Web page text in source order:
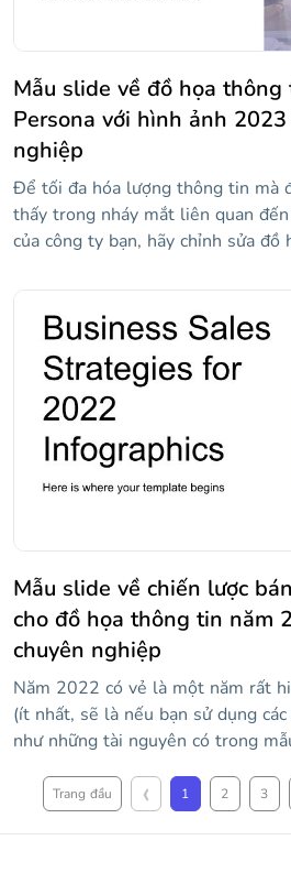
Mẫu slide về đồ họa
Persona với hình ảnh
nghiệp
Để tối đa hóa lượng thông tin mà
thấy trong nháy mắt liên quan
của công ty bạn, hãy chỉnh sửa đồ
Các chuyên gia thị trường đồng
lòng đánh giá cao việc giúp họ
hàng tiềm năng.
Mẫu slide về chiến lược
cho đồ họa thông tin năm
chuyên nghiệp
Năm 2022 có vẻ là một năm rất
(ít nhất, sẽ là nếu bạn sử dụng
như những tài nguyên có trong
chức chiến lược bán hàng cho
Trang đầu ‹ 1 2 3